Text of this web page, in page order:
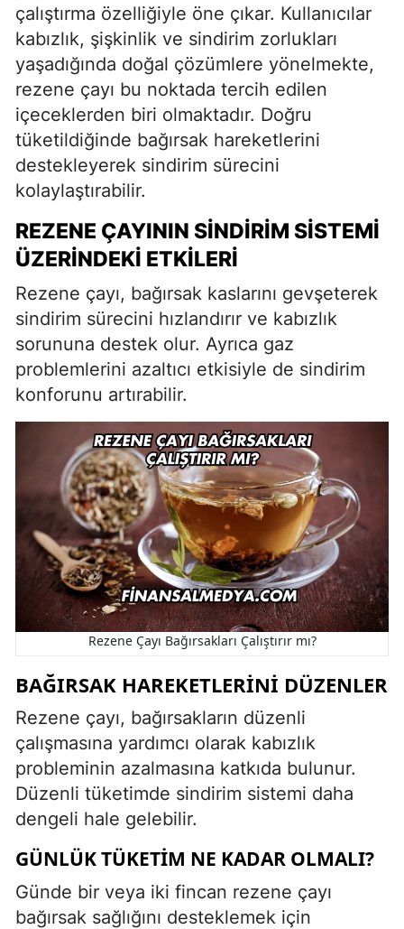
çalıştırma özelliğiyle öne çıkar. Kullanıcılar
kabızlık, şişkinlik ve sindirim zorlukları
yaşadığında doğal çözümlere yönelmekte,
rezene çayı bu noktada tercih edilen
içeceklerden biri olmaktadır. Doğru
tüketildiğinde bağırsak hareketlerini
destekleyerek sindirim sürecini
kolaylaştırabilir.
REZENE ÇAYININ SINDIRIM SISTEMI
ÜZERINDEKI ETKILERI
Rezene çayı, bağırsak kaslarını gevşeterek
sindirim sürecini hızlandırır ve kabızlık
sorununa destek olur. Ayrıca gaz
problemlerini azaltıcı etkisiyle de sindirim
konforunu artırabilir.
Rezene Çayı Bağırsakları Çalıştırır mı?
BAĞIRSAK HAREKETLERINI DÜZENLER
Rezene çayı, bağırsakların düzenli
çalışmasına yardımcı olarak kabızlık
probleminin azalmasına katkıda bulunur.
Düzenli tüketimde sindirim sistemi daha
dengeli hale gelebilir.
GÜNLÜK TÜKETIM NE KADAR OLMALI?
Günde bir veya iki fincan rezene çayı
bağırsak sağlığını desteklemek için